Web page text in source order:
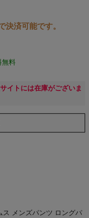
決済可能です。
無料
イトには在庫がございま
ス メンズパンツ ロングパ